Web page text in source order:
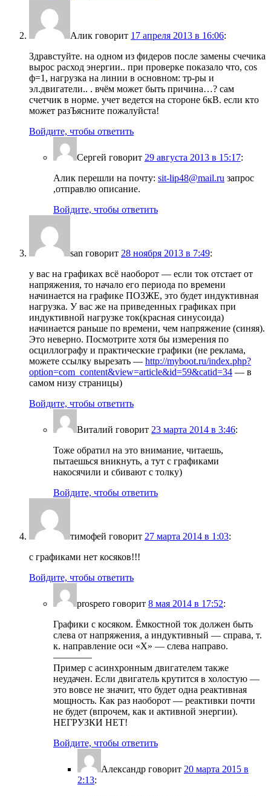
Алик говорит 17 апреля 2013 в 16:06:
Здравстуйте. на одном из фидеров после замены счечика
вырос расход энергии.. при проверке показало что, cos
ф=1, нагрузка на линии в основном: тр-ры и
эл.двигатели.. . вчём может быть причина…? сам
счетчик в норме. учет ведется на стороне 6кВ. если кто
может разЪясните пожалуйста!
Войдите, чтобы ответить
Сергей говорит 29 августа 2013 в 15:17:
Алик перешли на почту: sit-lip48@mail.ru запрос
,отправлю описание.
Войдите, чтобы ответить
san говорит 28 ноября 2013 в 7:49:
у вас на графиках всё наоборот — если ток отстает от
напряжения, то начало его периода по времени
начинается на графике ПОЗЖЕ, это будет индуктивная
нагрузка. У вас же на приведенных графиках при
индуктивной нагрузке ток(красная синусоида)
начинается раньше по времени, чем напряжение (синяя).
Это неверно. Посмотрите хотя бы измерения по
осциллографу и практические графики (не реклама,
можете ссылку вырезать — http://myboot.ru/index.php?
option=com_content&view=article&id=59&catid=34 — в
самом низу страницы)
Войдите, чтобы ответить
Виталий говорит 23 марта 2014 в 3:46:
Тоже обратил на это внимание, читаешь,
пытаешься вникнуть, а тут с графиками
накосячили и сбивают с толку)
Войдите, чтобы ответить
тимофей говорит 27 марта 2014 в 1:03:
с графиками нет косяков!!!
Войдите, чтобы ответить
prospero говорит 8 мая 2014 в 17:52:
Графики с косяком. Ёмкостной ток должен быть
слева от напряжения, а индуктивный — справа, т.
к. направление оси «Х» — слева направо.
————
Пример с асинхронным двигателем также
неудачен. Если двигатель крутится в холостую —
это вовсе не значит, что будет одна реактивная
мощность. Как раз наоборот — реактивки почти
не будет (впрочем, как и активной энергии).
НЕГРУЗКИ НЕТ!
Войдите, чтобы ответить
Александр говорит 20 марта 2015 в
2:13: